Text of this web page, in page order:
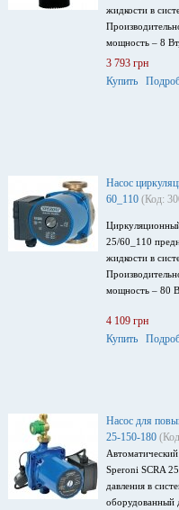
жидкости в
мощность – 8
3 793 грн
Купить
Насос
60_110 (Код:
25/60_110
жидкости в
мощность – 80
4 109 грн
Купить
Насос для
25-150-180
Speroni SCRA
давления в
оборудованный